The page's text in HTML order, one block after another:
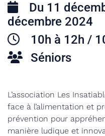
Du 11
décembre 2024
10h à 12h /
Séniors
L’association Les
face à l’alimentation et
prévention pour
manière ludique et